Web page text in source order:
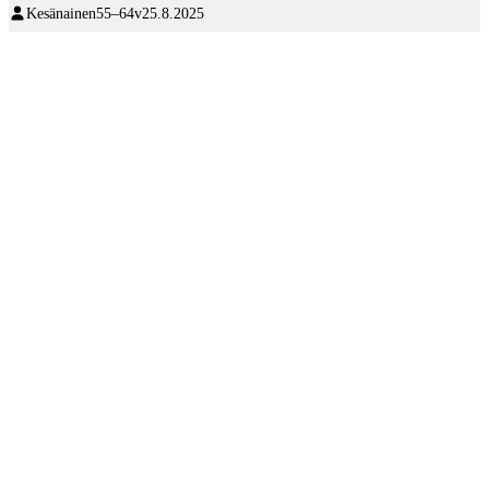
Kesänainen55–64v25.8.2025